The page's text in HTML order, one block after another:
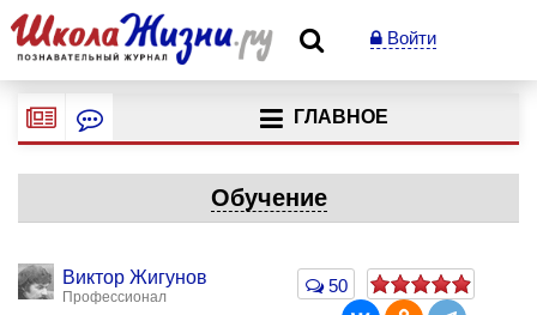
Войти
ГЛАВНОЕ
Обучение
Виктор Жигунов
Профессионал
50